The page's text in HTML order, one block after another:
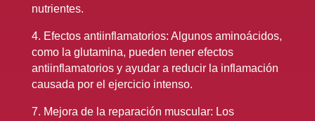
nutrientes.
4. Efectos antiinflamatorios: Algunos aminoácidos,
como la glutamina, pueden tener efectos
antiinflamatorios y ayudar a reducir la inflamación
causada por el ejercicio intenso.
7. Mejora de la reparación muscular: Los